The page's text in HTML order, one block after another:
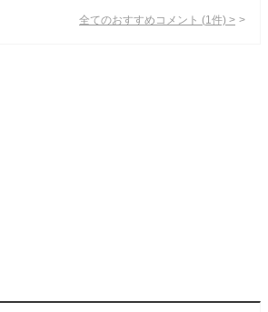
全てのおすすめコメント (1 件) >